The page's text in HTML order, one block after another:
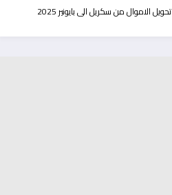
تحويل الاموال من سكريل الى بايونير 2025